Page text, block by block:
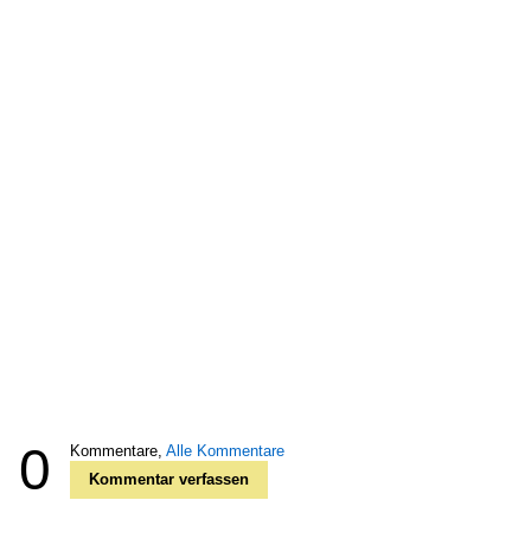
0 Kommentare, Alle Kommentare
Kommentar verfassen